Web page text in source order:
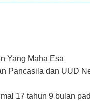
Yang Maha Esa
Pancasila dan UUD
17 tahun 9 bulan